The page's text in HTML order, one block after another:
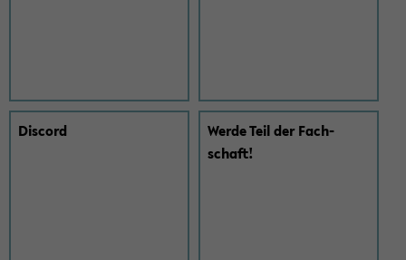
Dis­cord
Werde Teil der Fach­
schaft!